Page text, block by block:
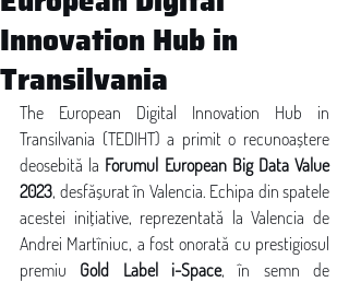
Innovation Hub in
Transilvania
The European Digital Innovation Hub in
Transilvania (TEDIHT) a primit o recunoaștere
deosebită la Forumul European Big Data Value
2023, desfășurat în Valencia. Echipa din spatele
acestei inițiative, reprezentată la Valencia de
Andrei Martîniuc, a fost onorată cu prestigiosul
premiu Gold Label i-Space, în semn de